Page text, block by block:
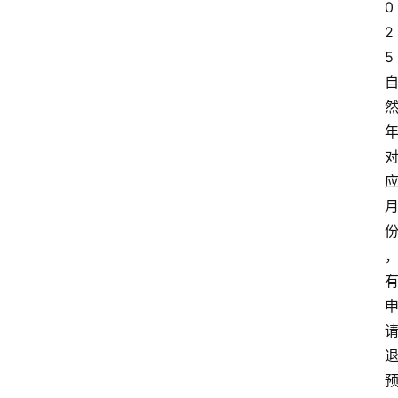
0
2
5
自
然
年
对
应
月
份
，
有
申
请
退
预